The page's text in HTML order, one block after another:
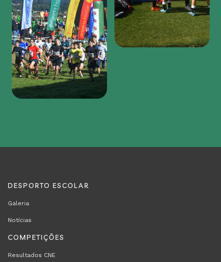
REGION
FOOTER
RODAPÉ
DESPORTO ESCOLAR
Galeria
Notícias
COMPETIÇÕES
Resultados CNE